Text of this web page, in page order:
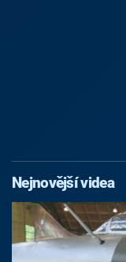
Nejnovější videa